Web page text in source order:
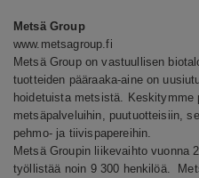
Metsä Group
www.metsagroup.fi
Metsä Group on vastuullisen
tuotteiden pääraaka-aine on
hoidetuista metsistä. Keskitymme
metsäpalveluihin, puutuotteisiin,
pehmo- ja tiivispapereihin.
Metsä Groupin liikevaihto vuonna
työllistää noin 9 300 henkilöä.